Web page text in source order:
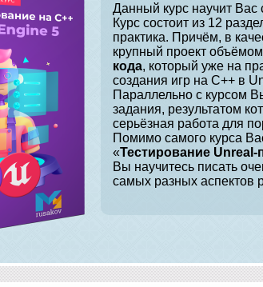
Данный курс научит Вас
Курс состоит из 12
практика. Причём, в
крупный проект объёмом
кода, который уже на
создания игр на C++ в
Параллельно с курсом
задания, результатом
серьёзная работа для
Помимо самого курса
«Тестирование Unreal-
Вы научитесь писать
самых разных аспектов